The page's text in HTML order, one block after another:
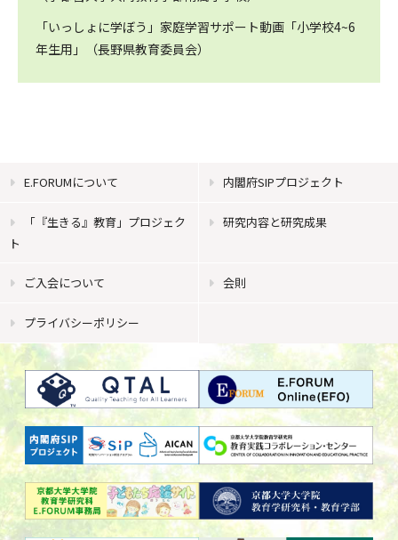
「いっしょに学ぼう」家庭学習サポート動画「小学校4~6
年生用」（長野県教育委員会）
E.FORUMについて 内閣府SIPプロジェクト
「『生きる』教育」プロジェク
ト
研究内容と研究成果
ご入会について 会則
プライバシーポリシー